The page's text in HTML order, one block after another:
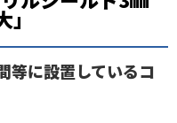
」
等に設置しているコ